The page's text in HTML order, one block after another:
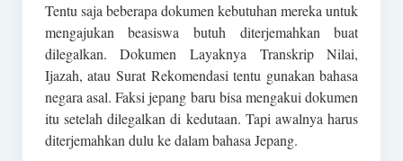
Tentu saja beberapa dokumen kebutuhan mereka untuk
mengajukan beasiswa butuh diterjemahkan buat
dilegalkan. Dokumen Layaknya Transkrip Nilai,
Ijazah, atau Surat Rekomendasi tentu gunakan bahasa
negara asal. Faksi jepang baru bisa mengakui dokumen
itu setelah dilegalkan di kedutaan. Tapi awalnya harus
diterjemahkan dulu ke dalam bahasa Jepang.